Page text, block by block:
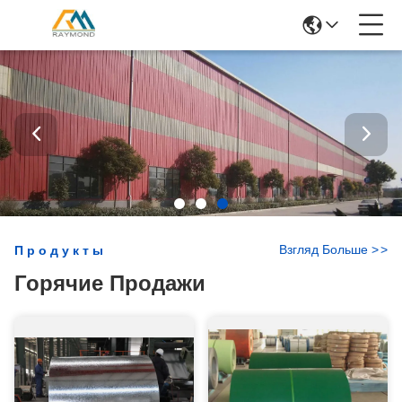
Продукты
Горячие Продажи
Взгляд Больше >>